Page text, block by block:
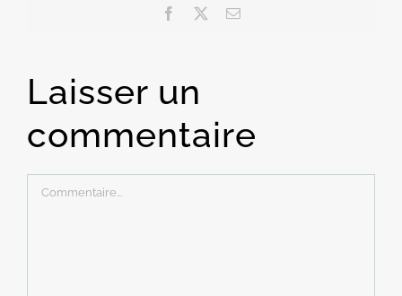
Facebook Email
Laisser un
commentaire
Commentaire